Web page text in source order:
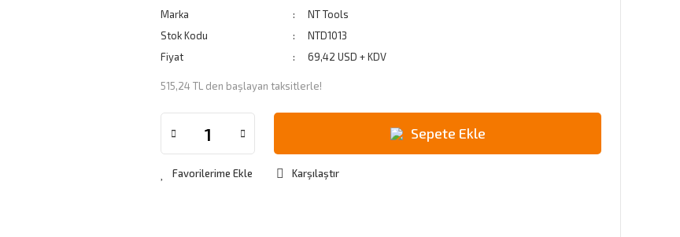
Marka
NT Tools
Stok Kodu
NTD1013
Fiyat
69,42 USD + KDV
515,24 TL den başlayan taksitlerle!
Sepete Ekle
Karşılaştır